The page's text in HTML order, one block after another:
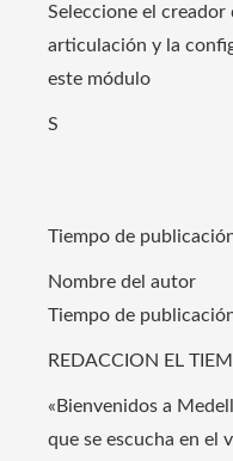
Seleccione el creador
articulación y la
este módulo
S
Tiempo de
Nombre del autor
Tiempo de
REDACCION EL
«Bienvenidos a
que se escucha en el